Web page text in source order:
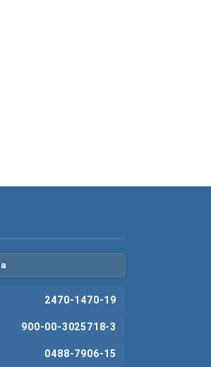
2470-1470-19
900-00-3025718-3
0488-7906-15